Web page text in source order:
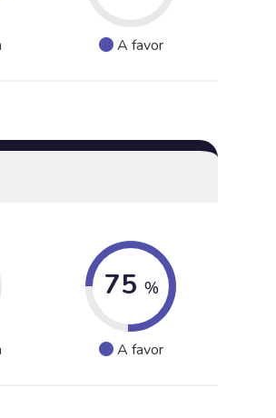
A favor
75 %
A favor